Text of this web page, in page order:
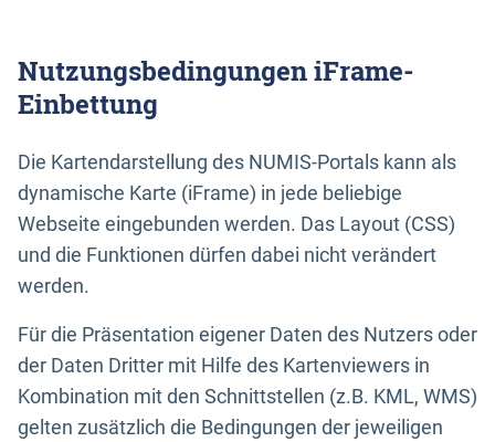
Nutzungsbedingungen iFrame-
Einbettung
Die Kartendarstellung des NUMIS-Portals kann als
dynamische Karte (iFrame) in jede beliebige
Webseite eingebunden werden. Das Layout (CSS)
und die Funktionen dürfen dabei nicht verändert
werden.
Für die Präsentation eigener Daten des Nutzers oder
der Daten Dritter mit Hilfe des Kartenviewers in
Kombination mit den Schnittstellen (z.B. KML, WMS)
gelten zusätzlich die Bedingungen der jeweiligen